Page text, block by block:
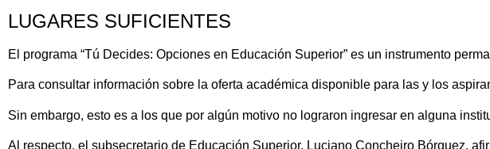
LUGARES SUFICIENTES
El programa “Tú Decides: Opciones en Educación Superior” es un instrumento
Para consultar información sobre la oferta académica disponible para las y los
Sin embargo, esto es a los que por algún motivo no lograron ingresar en alguna
Al respecto, el subsecretario de Educación Superior, Luciano Concheiro Bórquez,